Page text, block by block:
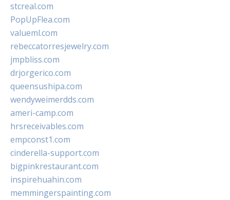
stcreal.com
PopUpFlea.com
valueml.com
rebeccatorresjewelry.com
jmpbliss.com
drjorgerico.com
queensushipa.com
wendyweimerdds.com
ameri-camp.com
hrsreceivables.com
empconst1.com
cinderella-support.com
bigpinkrestaurant.com
inspirehuahin.com
memmingerspainting.com